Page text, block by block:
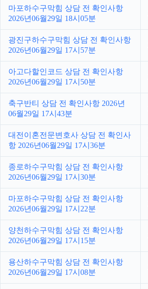
마포하수구막힘 상담 전 확인사항
2026년06월29일 18시05분
광진구하수구막힘 상담 전 확인사항
2026년06월29일 17시57분
아고다할인코드 상담 전 확인사항
2026년06월29일 17시50분
축구반티 상담 전 확인사항 2026년
06월29일 17시43분
대전이혼전문변호사 상담 전 확인사
항 2026년06월29일 17시36분
종로하수구막힘 상담 전 확인사항
2026년06월29일 17시30분
마포하수구막힘 상담 전 확인사항
2026년06월29일 17시22분
양천하수구막힘 상담 전 확인사항
2026년06월29일 17시15분
용산하수구막힘 상담 전 확인사항
2026년06월29일 17시08분